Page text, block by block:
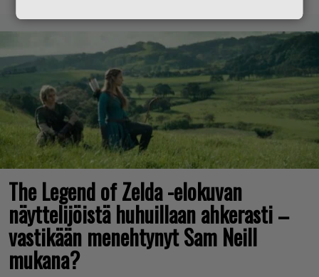
The Legend of Zelda -elokuvan
näyttelijöistä huhuillaan ahkerasti –
vastikään menehtynyt Sam Neill
mukana?